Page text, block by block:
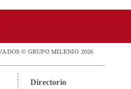
© GRUPO MILENIO 2026
Directorio